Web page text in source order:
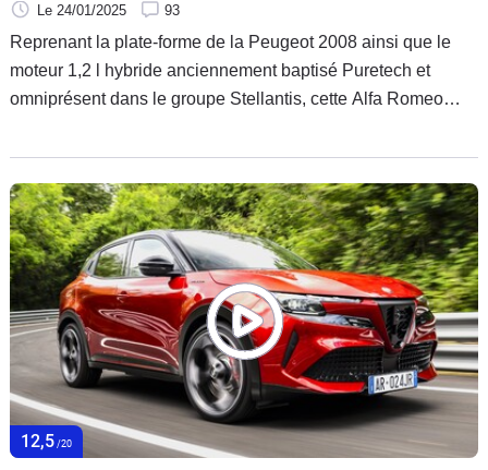
Le 24/01/2025 93
Reprenant la plate-forme de la Peugeot 2008 ainsi que le
moteur 1,2 l hybride anciennement baptisé Puretech et
omniprésent dans le groupe Stellantis, cette Alfa Romeo
autrement que par son style ? Réponse avec l’Ibrida en
version de base.
12,5 /20